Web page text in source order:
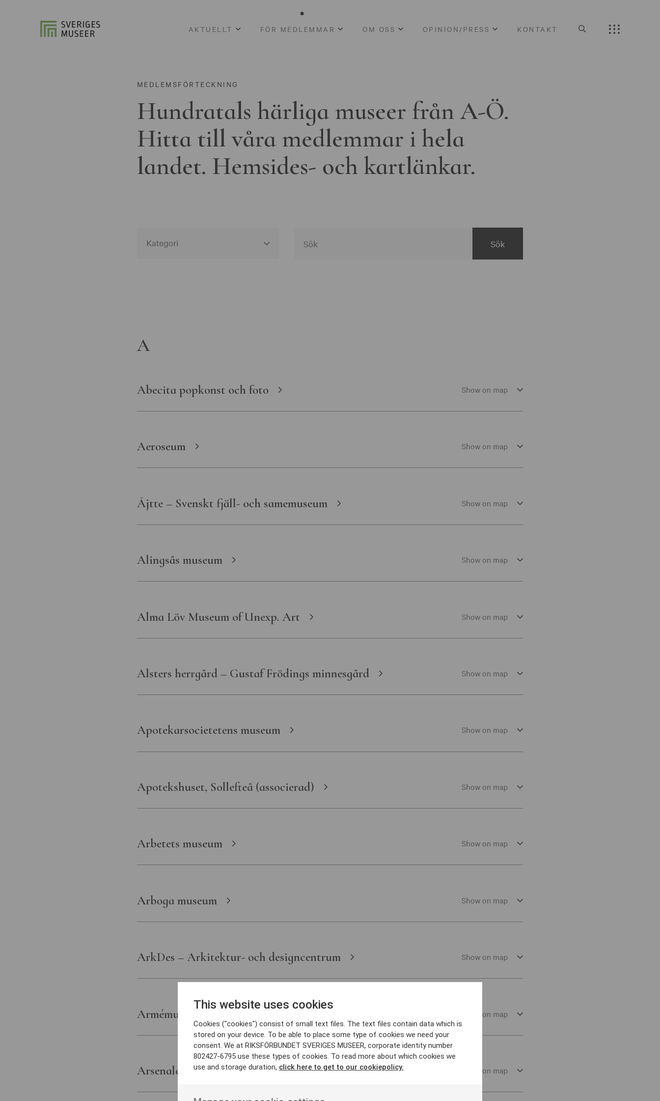
AKTUELLT FÖR MEDLEMMAR OM OSS OPINION/PRESS KONTAKT
MEDLEMSFÖRTECKNING
Hundratals härliga museer från A-Ö.
Hitta till våra medlemmar i hela
landet. Hemsides- och kartlänkar.
Statens museer för maritim-
transport- och försvarshistoria
Statens musikverk
Östergötlands museum
A
Abecita popkonst och foto Show on map
Aeroseum Show on map
Ájtte – Svenskt fjäll- och samemuseum Show on map
Alingsås museum Show on map
Alma Löv Museum of Unexp. Art Show on map
Alsters herrgård – Gustaf Frödings minnesgård Show on map
Apotekarsocietetens museum Show on map
Apotekshuset, Sollefteå (associerad) Show on map
Arbetets museum Show on map
Arboga museum Show on map
ArkDes – Arkitektur- och designcentrum Show on map
Armémuseum Show on map
Arsenalen Show on map
This website uses cookies
Cookies ("cookies") consist of small text files. The text files contain data which is
stored on your device. To be able to place some type of cookies we need your
consent. We at RIKSFÖRBUNDET SVERIGES MUSEER, corporate identity number
802427-6795 use these types of cookies. To read more about which cookies we
use and storage duration, click here to get to our cookiepolicy.